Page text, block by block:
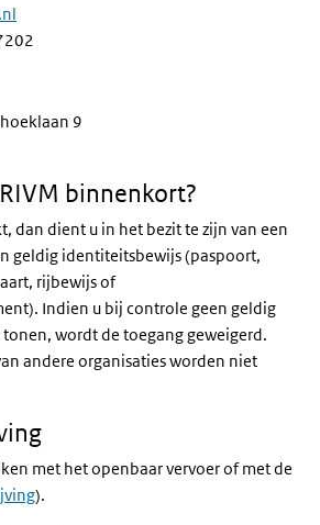
9
binnenkort?
dan dient u in het bezit te zijn van een
geldig identiteitsbewijs (paspoort,
rijbewijs of
Indien u bij controle geen geldig
wordt de toegang geweigerd.
andere organisaties worden niet
met het openbaar vervoer of met de
).